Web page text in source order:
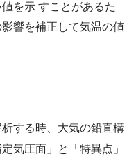
を⽰ すことがあるた
響を補正して気温の値
する時、大気の鉛直構
気圧面」と「特異点」